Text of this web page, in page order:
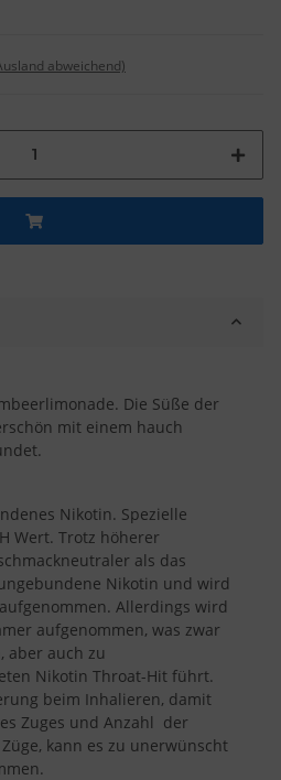
abweichend)
Die Süße der
mit einem hauch
Nikotin. Spezielle
Wert. Trotz höherer
als das
Nikotin und wird
Allerdings wird
aufgenommen, was zwar
aber auch zu
Nikotin Throat-Hit führt.
beim Inhalieren, damit
Zuges und Anzahl der
kann es zu unerwünscht